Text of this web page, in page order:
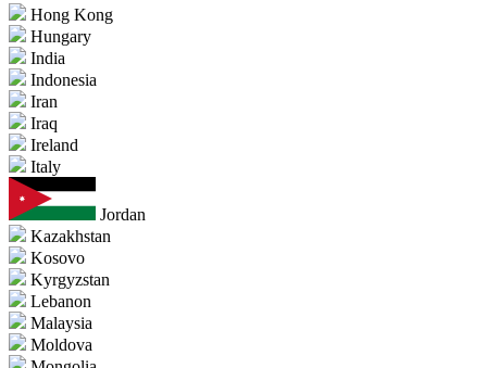
Hong Kong
Hungary
India
Indonesia
Iran
Iraq
Ireland
Italy
Jordan
Kazakhstan
Kosovo
Kyrgyzstan
Lebanon
Malaysia
Moldova